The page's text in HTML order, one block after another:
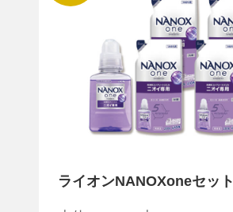
ライオンNANOXoneセット